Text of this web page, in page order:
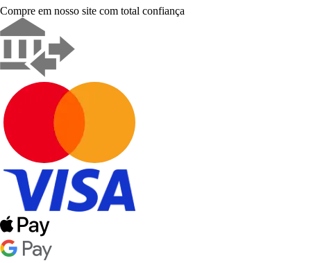
Compre em nosso site com total confiança